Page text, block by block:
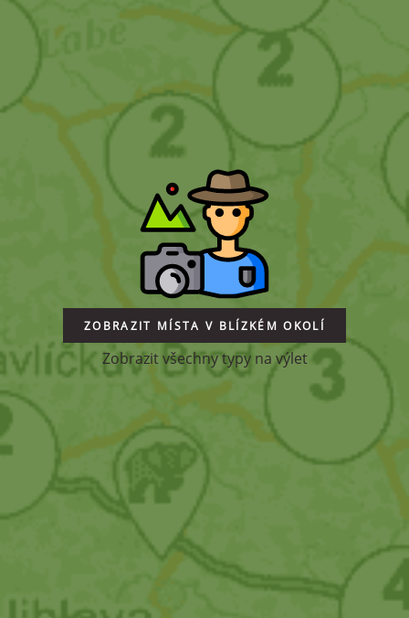
ZOBRAZIT MÍSTA V BLÍZKÉM OKOLÍ
Zobrazit všechny typy na výlet